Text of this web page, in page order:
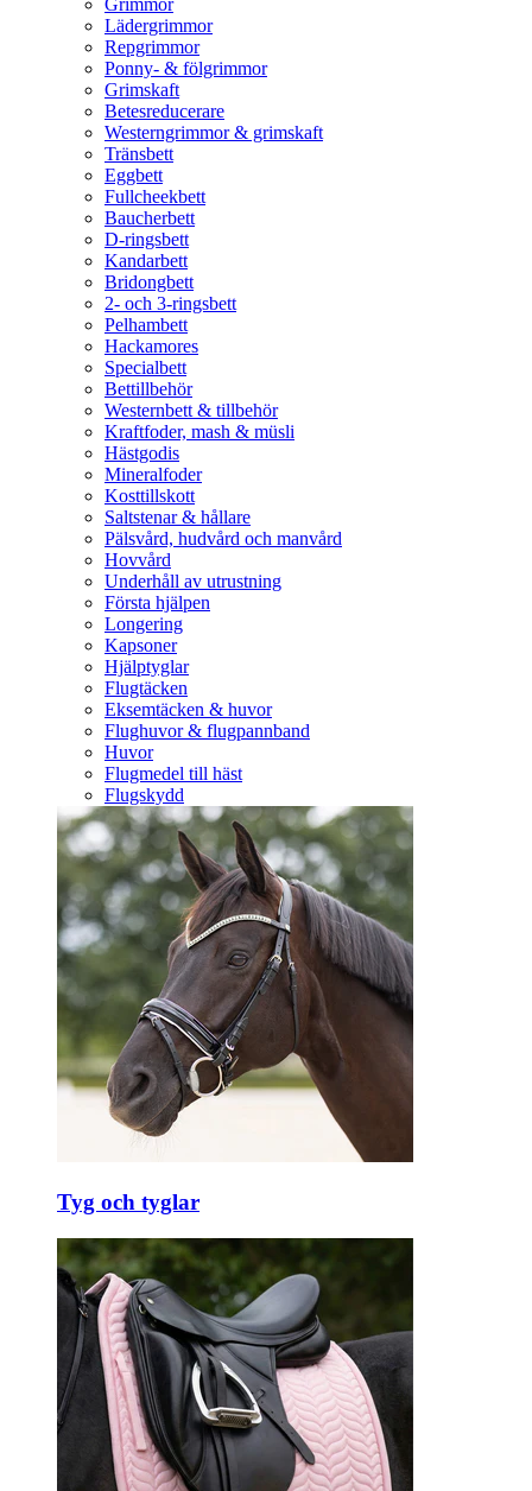
Grimmor
Lädergrimmor
Repgrimmor
Ponny- & fölgrimmor
Grimskaft
Betesreducerare
Westerngrimmor & grimskaft
Tränsbett
Eggbett
Fullcheekbett
Baucherbett
D-ringsbett
Kandarbett
Bridongbett
2- och 3-ringsbett
Pelhambett
Hackamores
Specialbett
Bettillbehör
Westernbett & tillbehör
Kraftfoder, mash & müsli
Hästgodis
Mineralfoder
Kosttillskott
Saltstenar & hållare
Pälsvård, hudvård och manvård
Hovvård
Underhåll av utrustning
Första hjälpen
Longering
Kapsoner
Hjälptyglar
Flugtäcken
Eksemtäcken & huvor
Flughuvor & flugpannband
Huvor
Flugmedel till häst
Flugskydd
Tyg och tyglar